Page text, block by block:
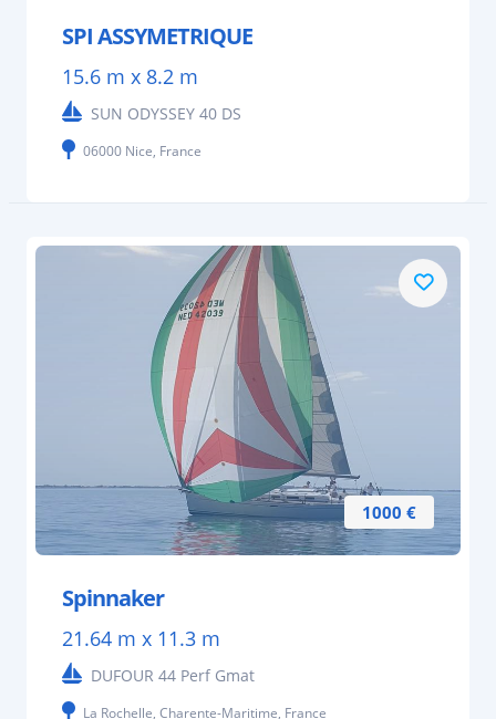
SPI ASSYMETRIQUE
15.6 m x 8.2 m
SUN ODYSSEY 40 DS
06000 Nice, France
1000 €
Spinnaker
21.64 m x 11.3 m
DUFOUR 44 Perf Gmat
La Rochelle, Charente-Maritime, France